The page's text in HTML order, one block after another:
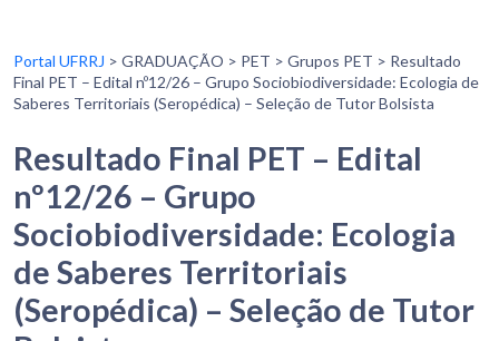
Portal UFRRJ > GRADUAÇÃO > PET > Grupos PET > Resultado
Final PET – Edital nº12/26 – Grupo Sociobiodiversidade: Ecologia de
Saberes Territoriais (Seropédica) – Seleção de Tutor Bolsista
Resultado Final PET – Edital
nº12/26 – Grupo
Sociobiodiversidade: Ecologia
de Saberes Territoriais
(Seropédica) – Seleção de Tutor